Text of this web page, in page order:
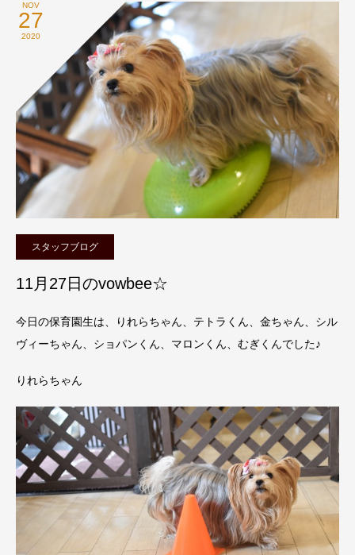
NOV
27
2020
スタッフブログ
11月27日のvowbee☆
今日の保育園生は、りれらちゃん、テトラくん、金ちゃん、シル
ヴィーちゃん、ショパンくん、マロンくん、むぎくんでした♪
りれらちゃん